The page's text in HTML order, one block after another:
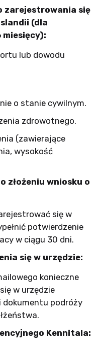
zarejestrowania się
(dla
lub dowodu
o stanie cywilnym.
zdrowotnego.
(zawierające
wysokość
złożeniu wniosku o
się w
potwierdzenie
w ciągu 30 dni.
się w urzędzie:
konieczne
w urzędzie
dokumentu podróży
Kennitala: